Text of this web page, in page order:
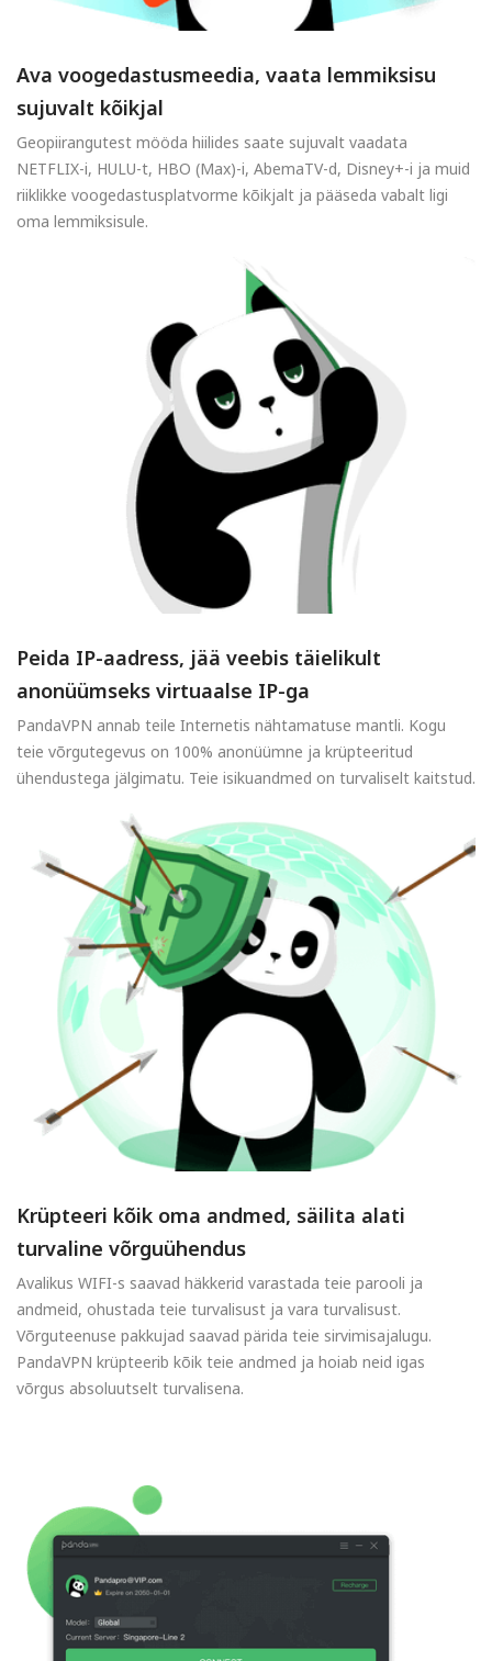
Ava voogedastusmeedia, vaata lemmiksisu
sujuvalt kõikjal
Geopiirangutest mööda hiilides saate sujuvalt vaadata
NETFLIX-i, HULU-t, HBO (Max)-i, AbemaTV-d, Disney+-i ja muid
riiklikke voogedastusplatvorme kõikjalt ja pääseda vabalt ligi
oma lemmiksisule.
Peida IP-aadress, jää veebis täielikult
anonüümseks virtuaalse IP-ga
PandaVPN annab teile Internetis nähtamatuse mantli. Kogu
teie võrgutegevus on 100% anonüümne ja krüpteeritud
ühendustega jälgimatu. Teie isikuandmed on turvaliselt kaitstud.
Krüpteeri kõik oma andmed, säilita alati
turvaline võrguühendus
Avalikus WIFI-s saavad häkkerid varastada teie parooli ja
andmeid, ohustada teie turvalisust ja vara turvalisust.
Võrguteenuse pakkujad saavad pärida teie sirvimisajalugu.
PandaVPN krüpteerib kõik teie andmed ja hoiab neid igas
võrgus absoluutselt turvalisena.